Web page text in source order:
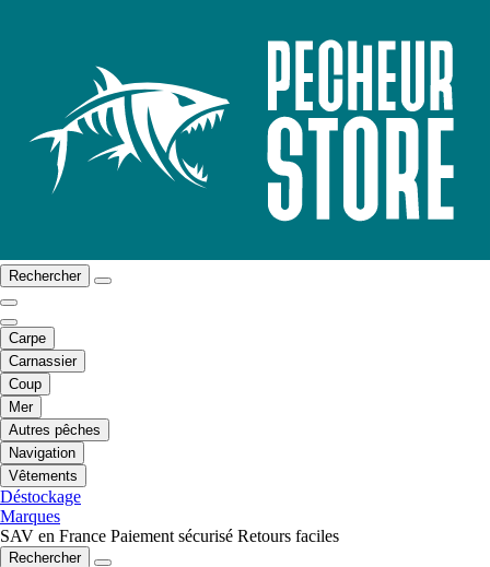
Rechercher
Carpe
Carnassier
Coup
Mer
Autres pêches
Navigation
Vêtements
Déstockage
Marques
SAV en France Paiement sécurisé Retours faciles
Rechercher